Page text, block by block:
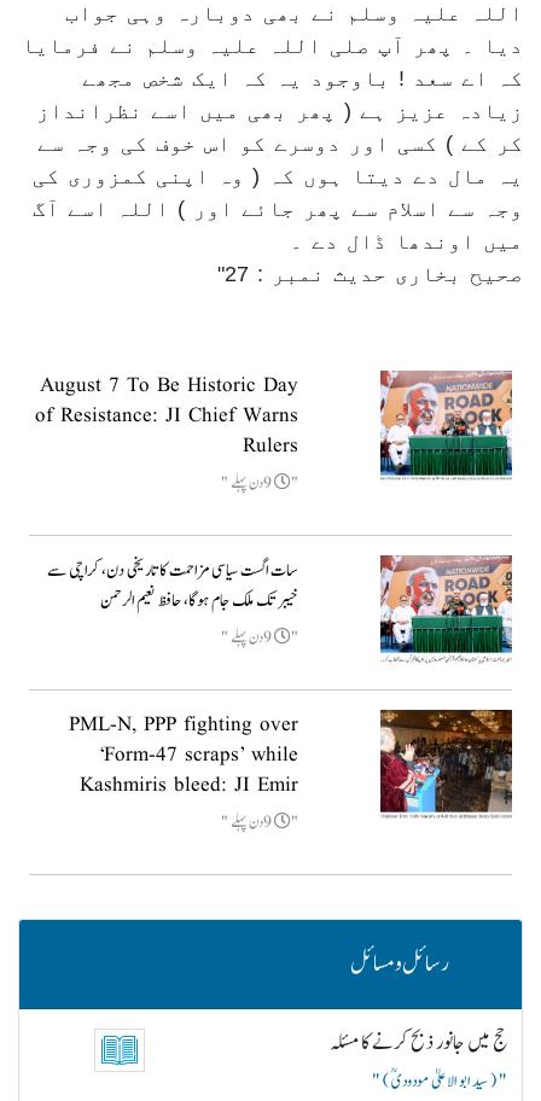
اللہ علیہ وسلم نے بھی دوبارہ وہی جواب
دیا ۔ پھر آپ صلی اللہ علیہ وسلم نے فرمایا
کہ اے سعد ! باوجود یہ کہ ایک شخص مجھے
زیادہ عزیز ہے ( پھر بھی میں اسے نظرانداز
کر کے ) کسی اور دوسرے کو اس خوف کی وجہ سے
یہ مال دے دیتا ہوں کہ ( وہ اپنی کمزوری کی
وجہ سے اسلام سے پھر جائے اور ) اللہ اسے آگ
میں اوندھا ڈال دے ۔
صحیح بخاری حدیث نمبر : 27
August 7 To Be Historic Day
of Resistance: JI Chief Warns
Rulers
9دن پہلے
سات اگست سیاسی مزاحمت کا تاریخی دن، کراچی سے
خیبر تک ملک جام ہوگا، حافظ نعیم الرحمن
9دن پہلے
PML-N, PPP fighting over
‘Form-47 scraps’ while
Kashmiris bleed: JI Emir
9دن پہلے
رسائل و مسائل
حج میں جانور ذبح کرنے کا مسئلہ
( سید ابو الاعلیٰ مودودیؒ )